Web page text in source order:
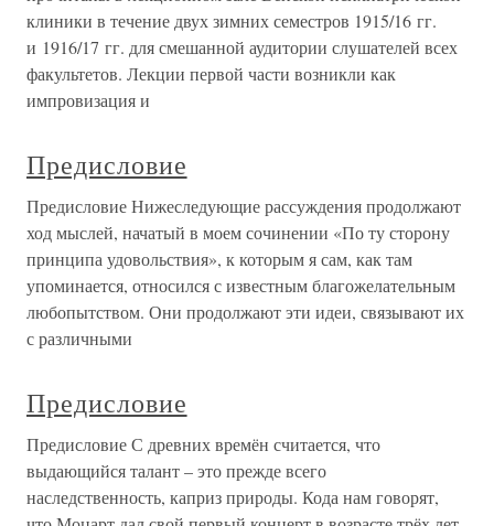
клиники в течение двух зимних семестров 1915/16 гг.
и 1916/17 гг. для смешанной аудитории слушателей всех
факультетов. Лекции первой части возникли как
импровизация и
Предисловие
Предисловие Нижеследующие рассуждения продолжают
ход мыслей, начатый в моем сочинении «По ту сторону
принципа удовольствия», к которым я сам, как там
упоминается, относился с известным благожелательным
любопытством. Они продолжают эти идеи, связывают их
с различными
Предисловие
Предисловие С древних времён считается, что
выдающийся талант – это прежде всего
наследственность, каприз природы. Кода нам говорят,